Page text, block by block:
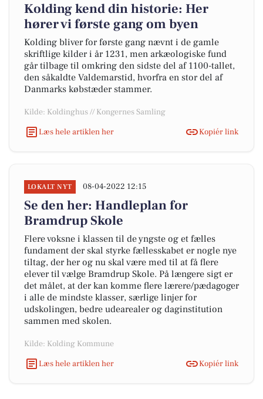
Kolding kend din historie: Her
hører vi første gang om byen
Kolding bliver for første gang nævnt i de gamle
skriftlige kilder i år 1231, men arkæologiske fund
går tilbage til omkring den sidste del af 1100-tallet,
den såkaldte Valdemarstid, hvorfra en stor del af
Danmarks købstæder stammer.
Kilde: Koldinghus // Kongernes Samling
Læs hele artiklen her
Kopiér link
LOKALT NYT 08-04-2022 12:15
Se den her: Handleplan for
Bramdrup Skole
Flere voksne i klassen til de yngste og et fælles
fundament der skal styrke fællesskabet er nogle nye
tiltag, der her og nu skal være med til at få flere
elever til vælge Bramdrup Skole. På længere sigt er
det målet, at der kan komme flere lærere/pædagoger
i alle de mindste klasser, særlige linjer for
udskolingen, bedre udearealer og daginstitution
sammen med skolen.
Kilde: Kolding Kommune
Læs hele artiklen her
Kopiér link